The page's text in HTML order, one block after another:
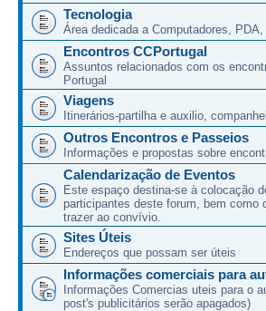
Tecnologia
Área dedicada a Computadores,
Encontros CCPortugal
Assuntos relacionados com os
Portugal
Viagens
Itinerários-partilha e auxilio,
Outros Encontros e Passeios
Informações e propostas sobre
Calendarização de Eventos
Este espaço destina-se à colocação
participantes deste forum, bem como
trazer ao convívio.
Sites Úteis
Endereços que possam ser úteis
Informações comerciais para
Informações Comercias uteis para o
post's publicitários serão apagados)